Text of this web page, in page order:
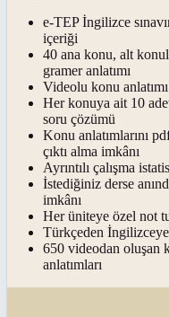
e-TEP İngilizce
içeriği
40 ana konu, alt
gramer anlatımı
Videolu konu anlatımı
Her konuya ait 10
soru çözümü
Konu anlatımlarını
çıktı alma imkânı
Ayrıntılı çalışma
İstediğiniz derse
imkânı
Her üniteye özel not
Türkçeden
650 videodan oluşan
anlatımları